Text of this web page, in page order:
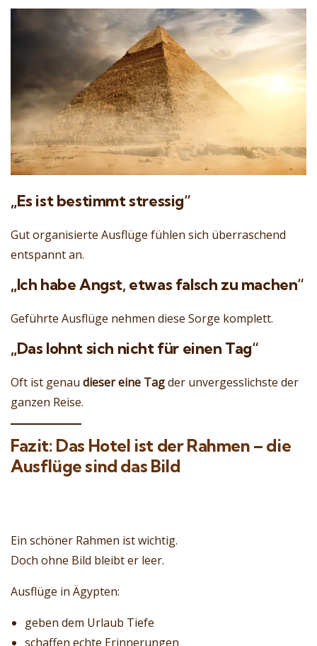
„Es ist bestimmt stressig“
Gut organisierte Ausflüge fühlen sich überraschend
entspannt an.
„Ich habe Angst, etwas falsch zu machen“
Geführte Ausflüge nehmen diese Sorge komplett.
„Das lohnt sich nicht für einen Tag“
Oft ist genau dieser eine Tagder unvergesslichste der
ganzen Reise.
Fazit: Das Hotel ist der Rahmen – die
Ausflüge sind das Bild
Ein schöner Rahmen ist wichtig.
Doch ohne Bild bleibt er leer.
Ausflüge in Ägypten:
geben dem Urlaub Tiefe
schaffen echte Erinnerungen